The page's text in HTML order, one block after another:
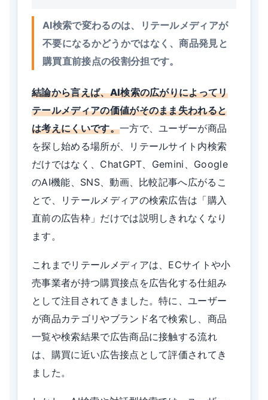
AI検索で変わるのは、リテールメディアが
不要になるかどうかではなく、商品発見と
購買直前接点の役割分担です。
結論から言えば、AI検索の広がりによってリ
テールメディアの価値がそのまま失われると
は考えにくいです。一方で、ユーザーが商品
を探し始める場所が、リテールサイト内検索
だけではなく、ChatGPT、Gemini、Google
のAI機能、SNS、動画、比較記事へ広がるこ
とで、リテールメディアの検索広告は「購入
直前の広告枠」だけでは説明しきれなくなり
ます。
これまでリテールメディアは、ECサイトや小
売事業者が持つ購買接点を広告化する仕組み
として注目されてきました。特に、ユーザー
が商品カテゴリやブランド名で検索し、商品
一覧や検索結果で広告商品に接触する流れ
は、購買に近い広告接点として評価されてき
ました。